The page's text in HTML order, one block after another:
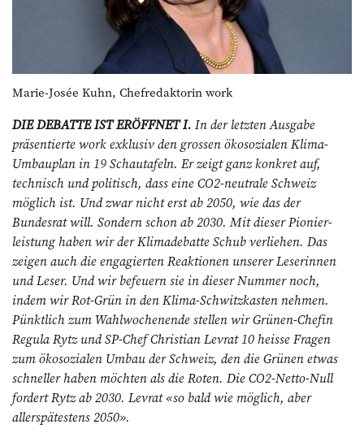
Marie-Josée Kuhn, Chefredaktorin work
DIE DEBATTE IST ERÖFFNET I. In der letzten Ausgabe
präsentierte work exklusiv den grossen ökosozialen Klima-
Umbauplan in 19 Schau­tafeln. Er zeigt ganz konkret auf,
technisch und politisch, dass eine CO2-neutrale Schweiz
möglich ist. Und zwar nicht erst ab 2050, wie das der
Bundesrat will. Sondern schon ab 2030. Mit dieser Pionier­
leistung haben wir der Klima­debatte Schub verliehen. Das
zeigen auch die engagierten Reaktionen unserer Leserinnen
und Leser. Und wir befeuern sie in dieser Nummer noch,
indem wir Rot-Grün in den Klima-Schwitz­kasten nehmen.
Pünktlich zum Wahlwochenende stellen wir ­Grünen-Chefin
Regula Rytz und SP-Chef Christian Levrat 10 heisse Fragen
zum öko­sozialen Umbau der Schweiz, den die Grünen etwas
schneller haben möchten als die Roten. Die CO2-Netto-Null
fordert Rytz ab 2030. Levrat «so bald wie möglich, aber
allerspätestens 2050».